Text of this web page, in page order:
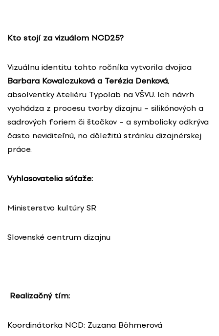
Kto stojí za vizuálom NCD25?
Vizuálnu identitu tohto ročníka vytvorila dvojica
Barbara Kowalczuková a Terézia Denková,
absolventky Ateliéru Typolab na VŠVU. Ich návrh
vychádza z procesu tvorby dizajnu – silikónových a
sadrových foriem či štočkov – a symbolicky odkrýva
často neviditeľnú, no dôležitú stránku dizajnérskej
práce.
Vyhlasovatelia súťaže:
Ministerstvo kultúry SR
Slovenské centrum dizajnu
Realizačný tím:
Koordinátorka NCD: Zuzana Böhmerová